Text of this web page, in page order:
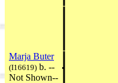
Marja Buter
(I16619) b. --
Not Shown--